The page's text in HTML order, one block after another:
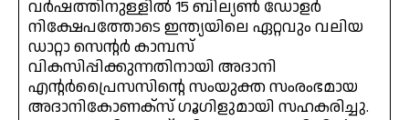
വർഷത്തിനുള്ളിൽ 15 ബില്യൺ ഡോളർ
നിക്ഷേപത്തോടെ ഇന്ത്യയിലെ ഏറ്റവും വലിയ
ഡാറ്റാ സെന്റർ കാമ്പസ്
വികസിപ്പിക്കുന്നതിനായി അദാനി
എന്റർപ്രൈസസിന്റെ സംയുക്ത സംരംഭമായ
അദാനികോണക്സ് ഗൂഗിളുമായി സഹകരിച്ചു.